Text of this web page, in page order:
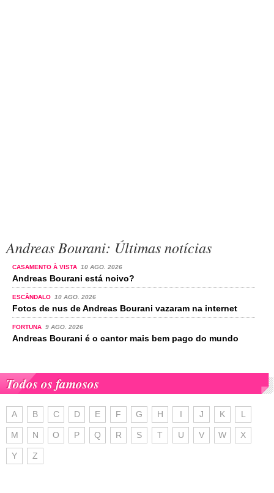
Andreas Bourani: Últimas notícias
CASAMENTO À VISTA 10 AGO. 2026
Andreas Bourani está noivo?
ESCÂNDALO 10 AGO. 2026
Fotos de nus de Andreas Bourani vazaram na internet
FORTUNA 9 AGO. 2026
Andreas Bourani é o cantor mais bem pago do mundo
Todos os famosos
A B C D E F G H I J K L
M N O P Q R S T U V W X
Y Z